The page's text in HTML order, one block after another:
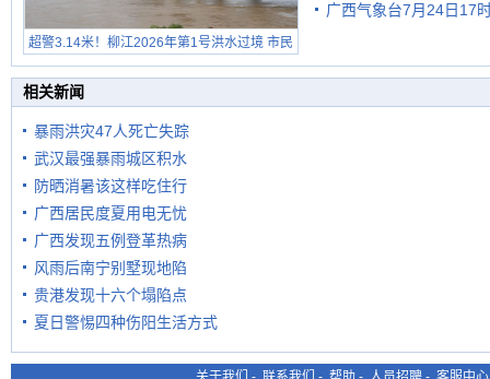
超警3.14米！柳江2026年第1号洪水过境 市民
在堤岸见证汛况
级预警
广西气象台7月24日17
相关新闻
暴雨洪灾47人死亡失踪
武汉最强暴雨城区积水
防晒消暑该这样吃住行
广西居民度夏用电无忧
广西发现五例登革热病
风雨后南宁别墅现地陷
贵港发现十六个塌陷点
夏日警惕四种伤阳生活方式